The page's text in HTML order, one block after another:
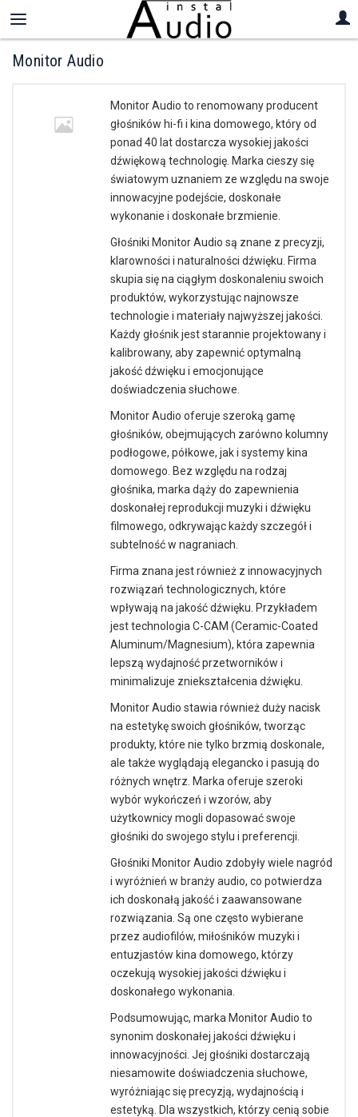
Monitor Audio
Monitor Audio to renomowany producent
głośników hi-fi i kina domowego, który od
ponad 40 lat dostarcza wysokiej jakości
dźwiękową technologię. Marka cieszy się
światowym uznaniem ze względu na swoje
innowacyjne podejście, doskonałe
wykonanie i doskonałe brzmienie.
Głośniki Monitor Audio są znane z precyzji,
klarowności i naturalności dźwięku. Firma
skupia się na ciągłym doskonaleniu swoich
produktów, wykorzystując najnowsze
technologie i materiały najwyższej jakości.
Każdy głośnik jest starannie projektowany i
kalibrowany, aby zapewnić optymalną
jakość dźwięku i emocjonujące
doświadczenia słuchowe.
Monitor Audio oferuje szeroką gamę
głośników, obejmujących zarówno kolumny
podłogowe, półkowe, jak i systemy kina
domowego. Bez względu na rodzaj
głośnika, marka dąży do zapewnienia
doskonałej reprodukcji muzyki i dźwięku
filmowego, odkrywając każdy szczegół i
subtelność w nagraniach.
Firma znana jest również z innowacyjnych
rozwiązań technologicznych, które
wpływają na jakość dźwięku. Przykładem
jest technologia C-CAM (Ceramic-Coated
Aluminum/Magnesium), która zapewnia
lepszą wydajność przetworników i
minimalizuje zniekształcenia dźwięku.
Monitor Audio stawia również duży nacisk
na estetykę swoich głośników, tworząc
produkty, które nie tylko brzmią doskonale,
ale także wyglądają elegancko i pasują do
różnych wnętrz. Marka oferuje szeroki
wybór wykończeń i wzorów, aby
użytkownicy mogli dopasować swoje
głośniki do swojego stylu i preferencji.
Głośniki Monitor Audio zdobyły wiele nagród
i wyróżnień w branży audio, co potwierdza
ich doskonałą jakość i zaawansowane
rozwiązania. Są one często wybierane
przez audiofilów, miłośników muzyki i
entuzjastów kina domowego, którzy
oczekują wysokiej jakości dźwięku i
doskonałego wykonania.
Podsumowując, marka Monitor Audio to
synonim doskonałej jakości dźwięku i
innowacyjności. Jej głośniki dostarczają
niesamowite doświadczenia słuchowe,
wyróżniając się precyzją, wydajnością i
estetyką. Dla wszystkich, którzy cenią sobie